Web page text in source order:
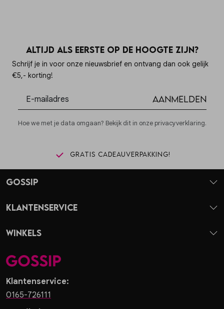
Altijd als eerste op de hoogte zijn?
Schrijf je in voor onze nieuwsbrief en ontvang dan ook gelijk
€5,- korting!
Aanmelden
Hoe we met je data omgaan? Bekijk dit in onze privacyverklaring.
Gratis cadeauverpakking!
Klantenservice:
0165-726111
Gossip
Klantenservice
Winkels